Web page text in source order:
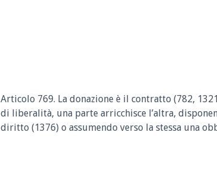
Articolo 769. La donazione è il contratto (782,
di liberalità, una parte arricchisce l’altra,
diritto (1376) o assumendo verso la stessa una